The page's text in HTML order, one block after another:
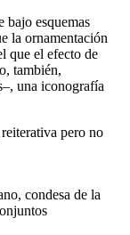
bajo esquemas
la ornamentación
que el efecto de
también,
una iconografía
pero no
condesa de la